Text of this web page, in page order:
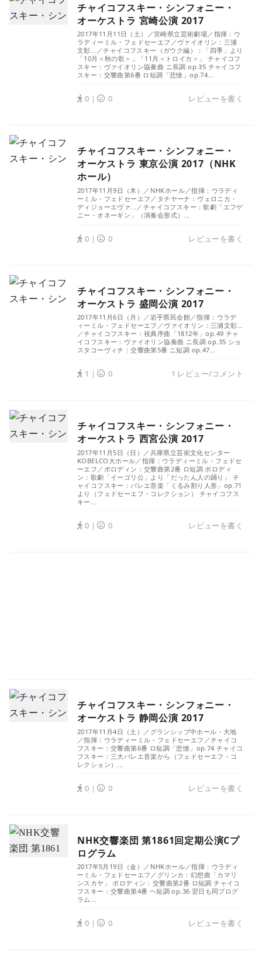
チャイコフスキー・シンフォニー・
オーケストラ 宮崎公演 2017
2017年11月11日（土）／宮崎県立芸術劇場／指揮：ウ
ラディーミル・フェドセーエフ／ヴァイオリン：三浦
文彰...／チャイコフスキー（ガウク編）：「四季」より
「10月＜秋の歌＞」「11月＜トロイカ＞」 チャイコフ
スキー：ヴァイオリン協奏曲 ニ長調 op.35 チャイコフ
スキー：交響曲第6番 ロ短調「悲愴」op.74...
0｜ 0 レビューを書く
チャイコフスキー・シンフォニー・
オーケストラ 東京公演 2017（NHK
ホール）
2017年11月9日（木）／NHKホール／指揮：ウラディ
ーミル・フェドセーエフ／タチヤーナ：ヴェロニカ・
ディジョーエヴァ...／チャイコフスキー：歌劇「エフゲ
ニー・オネーギン」（演奏会形式）...
0｜ 0 レビューを書く
チャイコフスキー・シンフォニー・
オーケストラ 盛岡公演 2017
2017年11月6日（月）／岩手県民会館／指揮：ウラデ
ィーミル・フェドセーエフ／ヴァイオリン：三浦文彰...
／チャイコフスキー：祝典序曲「1812年」op.49 チャ
イコフスキー：ヴァイオリン協奏曲 ニ長調 op.35 ショ
スタコーヴィチ：交響曲第5番 ニ短調 op.47...
1｜ 0 1 レビュー/コメント
チャイコフスキー・シンフォニー・
オーケストラ 西宮公演 2017
2017年11月5日（日）／兵庫県立芸術文化センター
KOBELCO大ホール／指揮：ウラディーミル・フェドセ
ーエフ／ボロディン：交響曲第2番 ロ短調 ボロディ
ン：歌劇「イーゴリ公」より「だったん人の踊り」 チ
ャイコフスキー：バレエ音楽「くるみ割り人形」op.71
より（フェドセーエフ・コレクション） チャイコフス
キー...
0｜ 0 レビューを書く
チャイコフスキー・シンフォニー・
オーケストラ 静岡公演 2017
2017年11月4日（土）／グランシップ中ホール・大地
／指揮：ウラディーミル・フェドセーエフ／チャイコ
フスキー：交響曲第6番 ロ短調「悲愴」op.74 チャイコ
フスキー：三大バレエ音楽から（フェドセーエフ・コ
レクション）...
0｜ 0 レビューを書く
NHK交響楽団 第1861回定期公演Cプ
ログラム
2017年5月19日（金）／NHKホール／指揮：ウラディ
ーミル・フェドセーエフ／グリンカ：幻想曲「カマリ
ンスカヤ」 ボロディン：交響曲第2番 ロ短調 チャイコ
フスキー：交響曲第4番 ヘ短調 op.36 翌日も同プログ
ラム...
0｜ 0 レビューを書く